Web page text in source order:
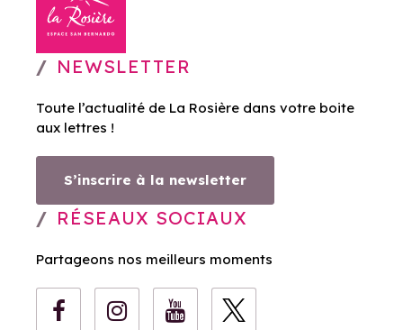
NEWSLETTER
Toute l’actualité de La Rosière dans votre boite
aux lettres !
S’inscrire à la newsletter
RÉSEAUX SOCIAUX
Partageons nos meilleurs moments